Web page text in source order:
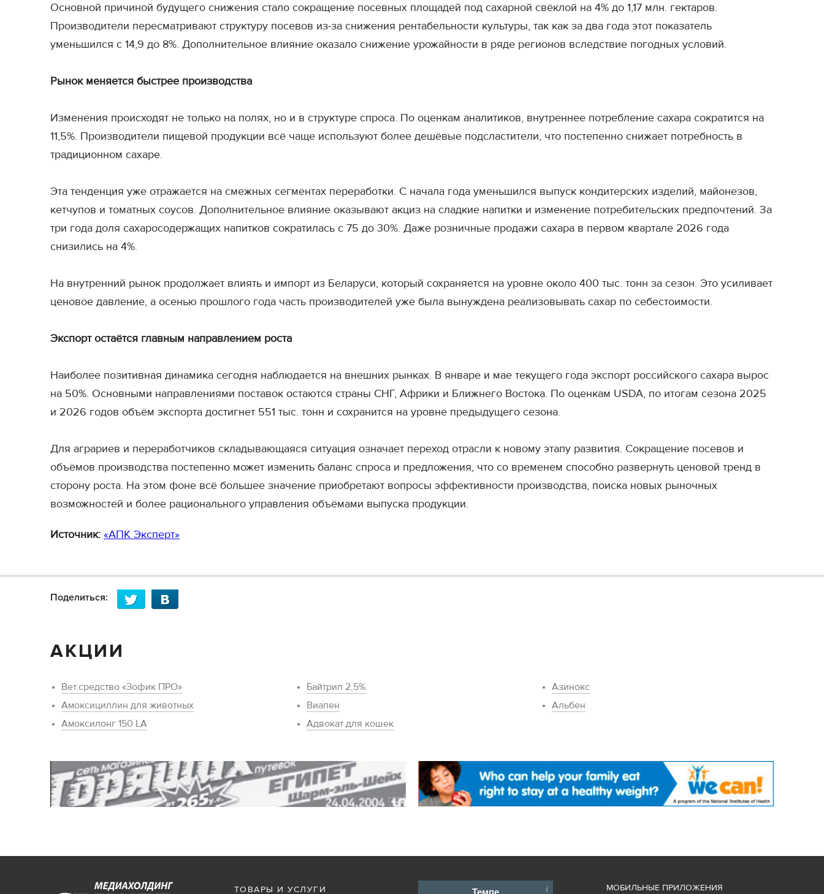
Основной причиной будущего снижения стало сокращение посевных площадей под сахарной свёклой на 4% до 1,17 млн. гектаров.
Производители пересматривают структуру посевов из-за снижения рентабельности культуры, так как за два года этот показатель
уменьшился с 14,9 до 8%. Дополнительное влияние оказало снижение урожайности в ряде регионов вследствие погодных условий.
Рынок меняется быстрее производства
Изменения происходят не только на полях, но и в структуре спроса. По оценкам аналитиков, внутреннее потребление сахара сократится на
11,5%. Производители пищевой продукции всё чаще используют более дешёвые подсластители, что постепенно снижает потребность в
традиционном сахаре.
Эта тенденция уже отражается на смежных сегментах переработки. С начала года уменьшился выпуск кондитерских изделий, майонезов,
кетчупов и томатных соусов. Дополнительное влияние оказывают акциз на сладкие напитки и изменение потребительских предпочтений. За
три года доля сахаросодержащих напитков сократилась с 75 до 30%. Даже розничные продажи сахара в первом квартале 2026 года
снизились на 4%.
На внутренний рынок продолжает влиять и импорт из Беларуси, который сохраняется на уровне около 400 тыс. тонн за сезон. Это усиливает
ценовое давление, а осенью прошлого года часть производителей уже была вынуждена реализовывать сахар по себестоимости.
Экспорт остаётся главным направлением роста
Наиболее позитивная динамика сегодня наблюдается на внешних рынках. В январе и мае текущего года экспорт российского сахара вырос
на 50%. Основными направлениями поставок остаются страны СНГ, Африки и Ближнего Востока. По оценкам USDA, по итогам сезона 2025
и 2026 годов объём экспорта достигнет 551 тыс. тонн и сохранится на уровне предыдущего сезона.
Для аграриев и переработчиков складывающаяся ситуация означает переход отрасли к новому этапу развития. Сокращение посевов и
объёмов производства постепенно может изменить баланс спроса и предложения, что со временем способно развернуть ценовой тренд в
сторону роста. На этом фоне всё большее значение приобретают вопросы эффективности производства, поиска новых рыночных
возможностей и более рационального управления объёмами выпуска продукции.
Источник: «АПК Эксперт»
Поделиться:
АКЦИИ
Вет.средство «Зофик ПРО»
Амоксициллин для животных
Амоксилонг 150 LA
Байтрил 2,5%
Виапен
Адвокат для кошек
Азинокс
Альбен
ТОВАРЫ И УСЛУГИ Темпе МОБИЛЬНЫЕ ПРИЛОЖЕНИЯ